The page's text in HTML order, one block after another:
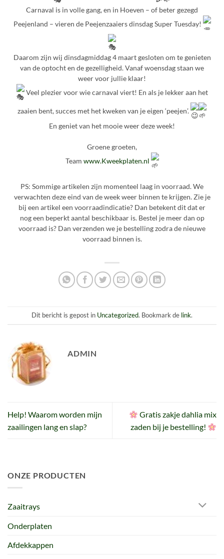
Carnaval is in volle gang, en in Hoeven – of beter gezegd
Peejenland – vieren de Peejenzaaiers dinsdag Super Tuesday!
Daarom zijn wij dinsdagmiddag 4 maart gesloten om te genieten
van de optocht en de gezelligheid. Vanaf woensdag staan we
weer voor jullie klaar!
Veel plezier voor wie carnaval viert! En als je lekker aan het
zaaien bent, succes met het kweken van je eigen ‘peejen’.
En geniet van het mooie weer deze week!
Groene groeten,
Team www.Kweekplaten.nl
PS: Sommige artikelen zijn momenteel laag in voorraad. We
verwachten deze eind van de week weer binnen te krijgen. Zie je
bij een artikel een voorraadindicatie? Dan betekent dit dat er
nog een beperkt aantal beschikbaar is. Bestel je meer dan op
voorraad is? Dan verzenden we je bestelling zodra de nieuwe
voorraad binnen is.
Dit bericht is gepost in Uncategorized. Bookmark de link.
ADMIN
Help! Waarom worden mijn
zaailingen lang en slap?
Gratis zakje dahlia mix
zaden bij je bestelling!
ONZE PRODUCTEN
Zaaitrays
Onderplaten
Afdekkappen